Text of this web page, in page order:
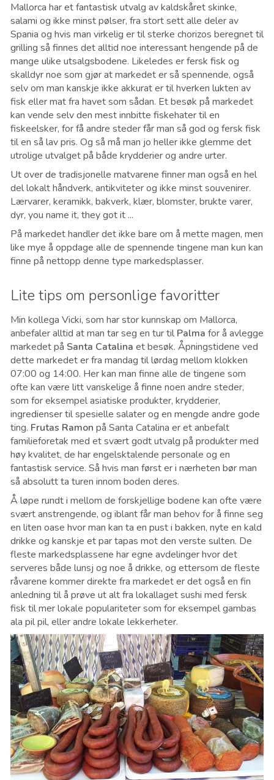
Mallorca har et fantastisk utvalg av kaldskåret skinke,
salami og ikke minst pølser, fra stort sett alle deler av
Spania og hvis man virkelig er til sterke chorizos beregnet til
grilling så finnes det alltid noe interessant hengende på de
mange ulike utsalgsbodene. Likeledes er fersk fisk og
skalldyr noe som gjør at markedet er så spennende, også
selv om man kanskje ikke akkurat er til hverken lukten av
fisk eller mat fra havet som sådan. Et besøk på markedet
kan vende selv den mest innbitte fiskehater til en
fiskeelsker, for få andre steder får man så god og fersk fisk
til en så lav pris. Og så må man jo heller ikke glemme det
utrolige utvalget på både krydderier og andre urter.
Ut over de tradisjonelle matvarene finner man også en hel
del lokalt håndverk, antikviteter og ikke minst souvenirer.
Lærvarer, keramikk, bakverk, klær, blomster, brukte varer,
dyr, you name it, they got it ...
På markedet handler det ikke bare om å mette magen, men
like mye å oppdage alle de spennende tingene man kun kan
finne på nettopp denne type markedsplasser.
Lite tips om personlige favoritter
Min kollega Vicki, som har stor kunnskap om Mallorca,
anbefaler alltid at man tar seg en tur til Palma for å avlegge
markedet på Santa Catalina et besøk. Åpningstidene ved
dette markedet er fra mandag til lørdag mellom klokken
07:00 og 14:00. Her kan man finne alle de tingene som
ofte kan være litt vanskelige å finne noen andre steder,
som for eksempel asiatiske produkter, krydderier,
ingredienser til spesielle salater og en mengde andre gode
ting. Frutas Ramon på Santa Catalina er et anbefalt
familieforetak med et svært godt utvalg på produkter med
høy kvalitet, de har engelsktalende personale og en
fantastisk service. Så hvis man først er i nærheten bør man
så absolutt ta turen innom boden deres.
Å løpe rundt i mellom de forskjellige bodene kan ofte være
svært anstrengende, og iblant får man behov for å finne seg
en liten oase hvor man kan ta en pust i bakken, nyte en kald
drikke og kanskje et par tapas mot den verste sulten. De
fleste markedsplassene har egne avdelinger hvor det
serveres både lunsj og noe å drikke, og ettersom de fleste
råvarene kommer direkte fra markedet er det også en fin
anledning til å prøve ut alt fra lokallaget sushi med fersk
fisk til mer lokale populariteter som for eksempel gambas
ala pil pil, eller andre lokale lekkerheter.